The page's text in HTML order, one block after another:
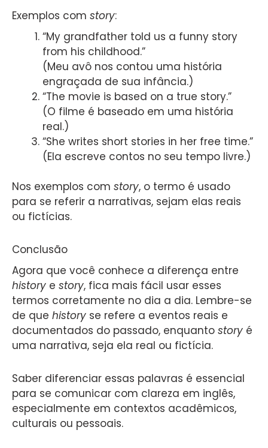
Exemplos com story:
“My grandfather told us a funny story
from his childhood.”
(Meu avô nos contou uma história
engraçada de sua infância.)
“The movie is based on a true story.”
(O filme é baseado em uma história
real.)
“She writes short stories in her free time.”
(Ela escreve contos no seu tempo livre.)
Nos exemplos com story, o termo é usado
para se referir a narrativas, sejam elas reais
ou fictícias.
Conclusão
Agora que você conhece a diferença entre
history e story, fica mais fácil usar esses
termos corretamente no dia a dia. Lembre-se
de que history se refere a eventos reais e
documentados do passado, enquanto story é
uma narrativa, seja ela real ou fictícia.
Saber diferenciar essas palavras é essencial
para se comunicar com clareza em inglês,
especialmente em contextos acadêmicos,
culturais ou pessoais.